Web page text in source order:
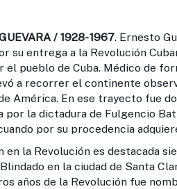
/ 1928- 1967. Ernesto
su entrega a la Revolución
el pueblo de Cuba. Médico de
a recorrer el continente
América. En ese trayecto fue
por la dictadura de Fulgencio
por su procedencia
Revolución es destacada
en la ciudad de Santa
años de la Revolución fue